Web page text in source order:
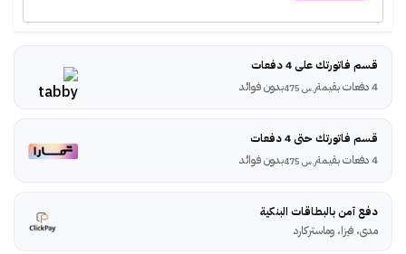
قسم فاتورتك على 4 دفعات
4 دفعات بقيمة
ر.س بدون فوائد
قسم فاتورتك حتى 4 دفعات
4 دفعات بقيمة
ر.س بدون فوائد
دفع آمن بالبطاقات البنكية
مدى، فيزا، وماستركارد